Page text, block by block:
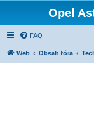
Opel
FAQ
Web Obsah fóra